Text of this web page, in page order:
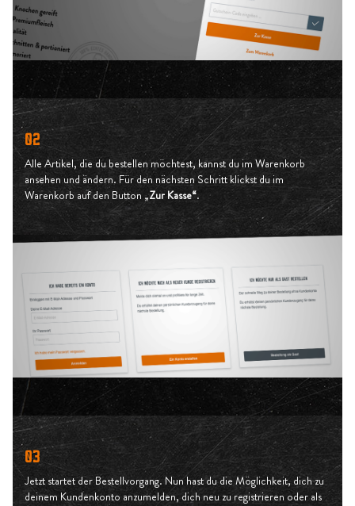
02
Alle Artikel, die du bestellen möchtest, kannst du im Warenkorb
ansehen und ändern. Für den nächsten Schritt klickst du im
Warenkorb auf den Button „Zur Kasse“.
03
Jetzt startet der Bestellvorgang. Nun hast du die Möglichkeit, dich zu
deinem Kundenkonto anzumelden, dich neu zu registrieren oder als